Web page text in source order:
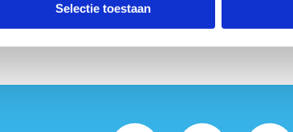
Selectie toestaan